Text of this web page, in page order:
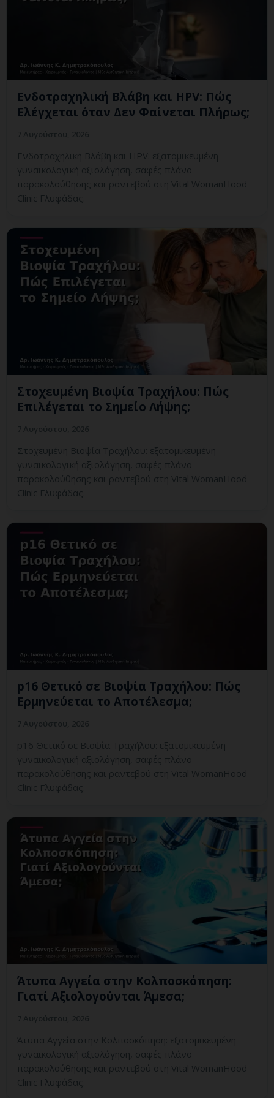
Ενδοτραχηλική Βλάβη και HPV: Πώς
Ελέγχεται όταν Δεν Φαίνεται Πλήρως;
Ενδοτραχηλική Βλάβη και HPV: εξατομικευμένη
γυναικολογική αξιολόγηση, σαφές πλάνο
παρακολούθησης και ραντεβού στη Vital WomanHood
Clinic Γλυφάδας.
Στοχευμένη Βιοψία Τραχήλου: Πώς
Επιλέγεται το Σημείο Λήψης;
Στοχευμένη Βιοψία Τραχήλου: εξατομικευμένη
γυναικολογική αξιολόγηση, σαφές πλάνο
παρακολούθησης και ραντεβού στη Vital WomanHood
Clinic Γλυφάδας.
p16 Θετικό σε Βιοψία Τραχήλου: Πώς
Ερμηνεύεται το Αποτέλεσμα;
p16 Θετικό σε Βιοψία Τραχήλου: εξατομικευμένη
γυναικολογική αξιολόγηση, σαφές πλάνο
παρακολούθησης και ραντεβού στη Vital WomanHood
Clinic Γλυφάδας.
Άτυπα Αγγεία στην Κολποσκόπηση:
Γιατί Αξιολογούνται Άμεσα;
Άτυπα Αγγεία στην Κολποσκόπηση: εξατομικευμένη
γυναικολογική αξιολόγηση, σαφές πλάνο
παρακολούθησης και ραντεβού στη Vital WomanHood
Clinic Γλυφάδας.